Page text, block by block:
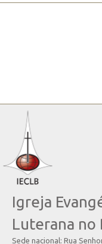
Igreja
Luterana no
Sede nacional: Rua